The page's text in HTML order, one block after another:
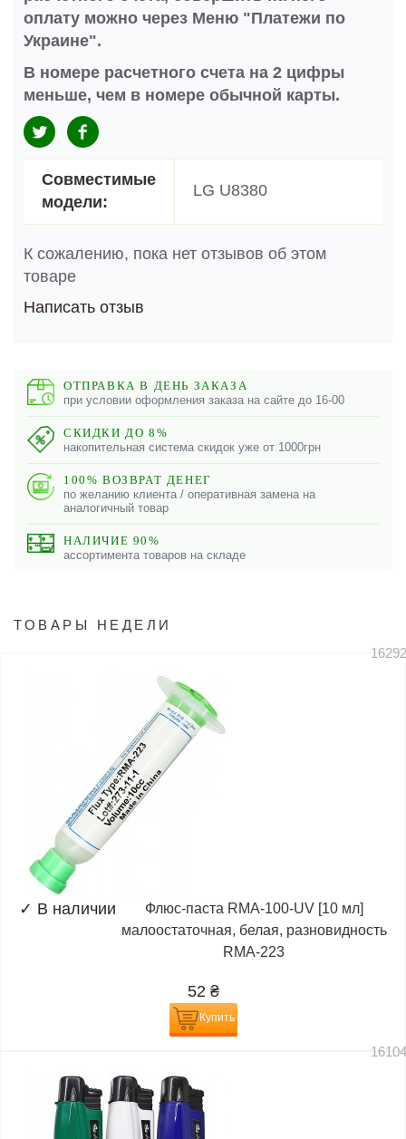
оплату можно через Меню "Платежи по
Украине".
В номере расчетного счета на 2 цифры
меньше, чем в номере обычной карты.
Совместимые
модели:
LG U8380
К сожалению, пока нет отзывов об этом
товаре
Написать отзыв
ОТПРАВКА В ДЕНЬ ЗАКАЗА
при условии оформления заказа на сайте до 16-00
СКИДКИ ДО 8%
накопительная система скидок уже от 1000грн
100% ВОЗВРАТ ДЕНЕГ
по желанию клиента / оперативная замена на
аналогичный товар
НАЛИЧИЕ 90%
ассортимента товаров на складе
ТОВАРЫ НЕДЕЛИ
✓ В наличии
Флюс-паста RMA-100-UV [10 мл]
малоостаточная, белая, разновидность
RMA-223
52 ₴
Купить